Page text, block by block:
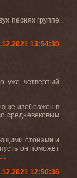
песнях группе
13:54:30
уже четвертый
изображен в
средневековым
стонами и
он поможет
12:50:36